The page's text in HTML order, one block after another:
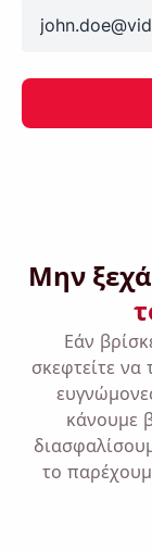
Μην
Εάν
σκεφτείτε να
κάνουμε
το
λήψη
Name
Email